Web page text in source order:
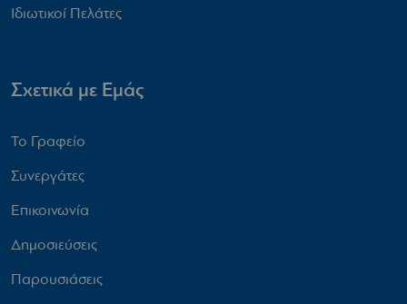
Ιδιωτικοί Πελάτες
Σχετικά με Εμάς
Το Γραφείο
Συνεργάτες
Επικοινωνία
Δημοσιεύσεις
Παρουσιάσεις